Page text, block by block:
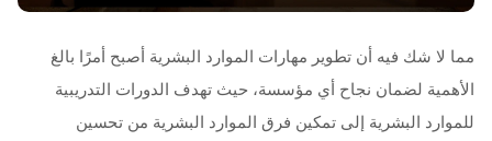
مما لا شك فيه أن تطوير مهارات الموارد البشرية أصبح أمرًا بالغ
الأهمية لضمان نجاح أي مؤسسة، حيث تهدف الدورات التدريبية
للموارد البشرية إلى تمكين فرق الموارد البشرية من تحسين